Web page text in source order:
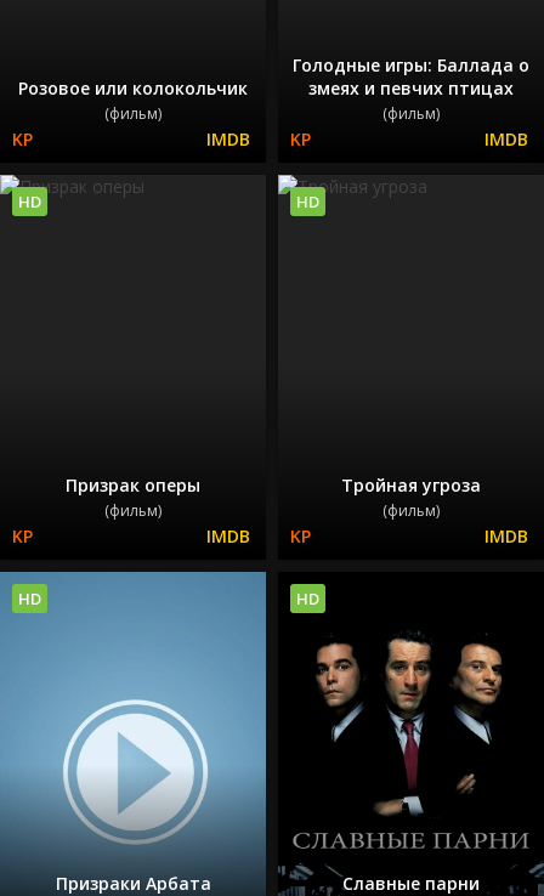
Розовое или колокольчик
(фильм)
Голодные игры: Баллада о
змеях и певчих птицах
(фильм)
Призрак оперы
(фильм)
HD
Тройная угроза
(фильм)
HD
Призраки Арбата
HD
Славные парни
HD